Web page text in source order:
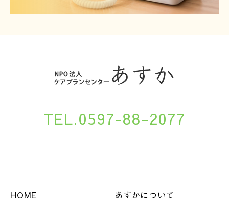
TEL.0597-88-2077
HOME
あすかについて